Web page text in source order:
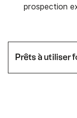
prospection
Prêts à utiliser